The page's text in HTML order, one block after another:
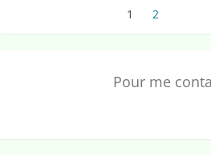
Pagination
des
publications
Page
1 2
Pour me